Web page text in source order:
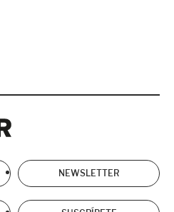
NEWSLETTER